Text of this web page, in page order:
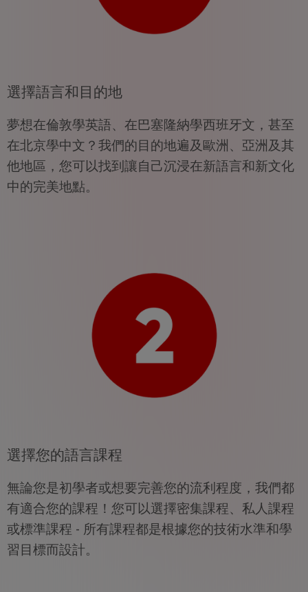
選擇語言和目的地
夢想在倫敦學英語、在巴塞隆納學西班牙文，甚至
在北京學中文？我們的目的地遍及歐洲、亞洲及其
他地區，您可以找到讓自己沉浸在新語言和新文化
中的完美地點。
選擇您的語言課程
無論您是初學者或想要完善您的流利程度，我們都
有適合您的課程！您可以選擇密集課程、私人課程
或標準課程 - 所有課程都是根據您的技術水準和學
習目標而設計。